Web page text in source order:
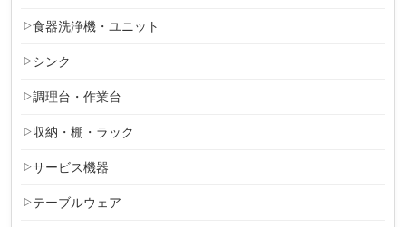
食器洗浄機・ユニット
シンク
調理台・作業台
収納・棚・ラック
サービス機器
テーブルウェア